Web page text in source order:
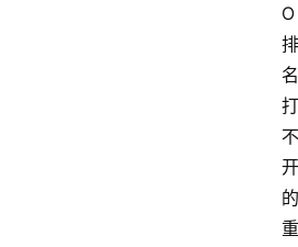
O
排
名
打
不
开
的
重